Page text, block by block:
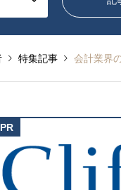
特集記事 会計業界の勢力図が変わるか！？汐留パートナ